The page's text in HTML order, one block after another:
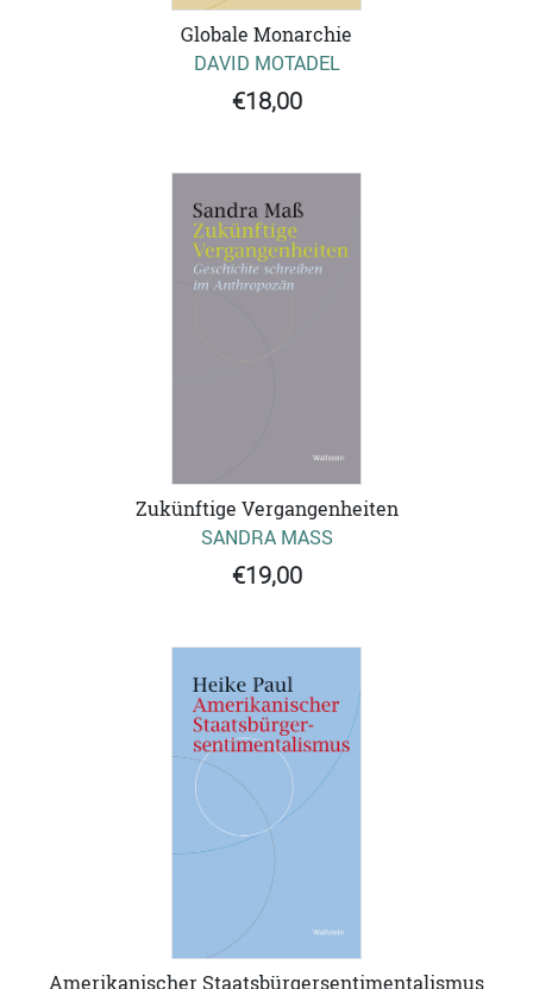
Globale Monarchie
DAVID MOTADEL
€18,00
Zukünftige Vergangenheiten
SANDRA MASS
€19,00
Amerikanischer Staatsbürgersentimentalismus